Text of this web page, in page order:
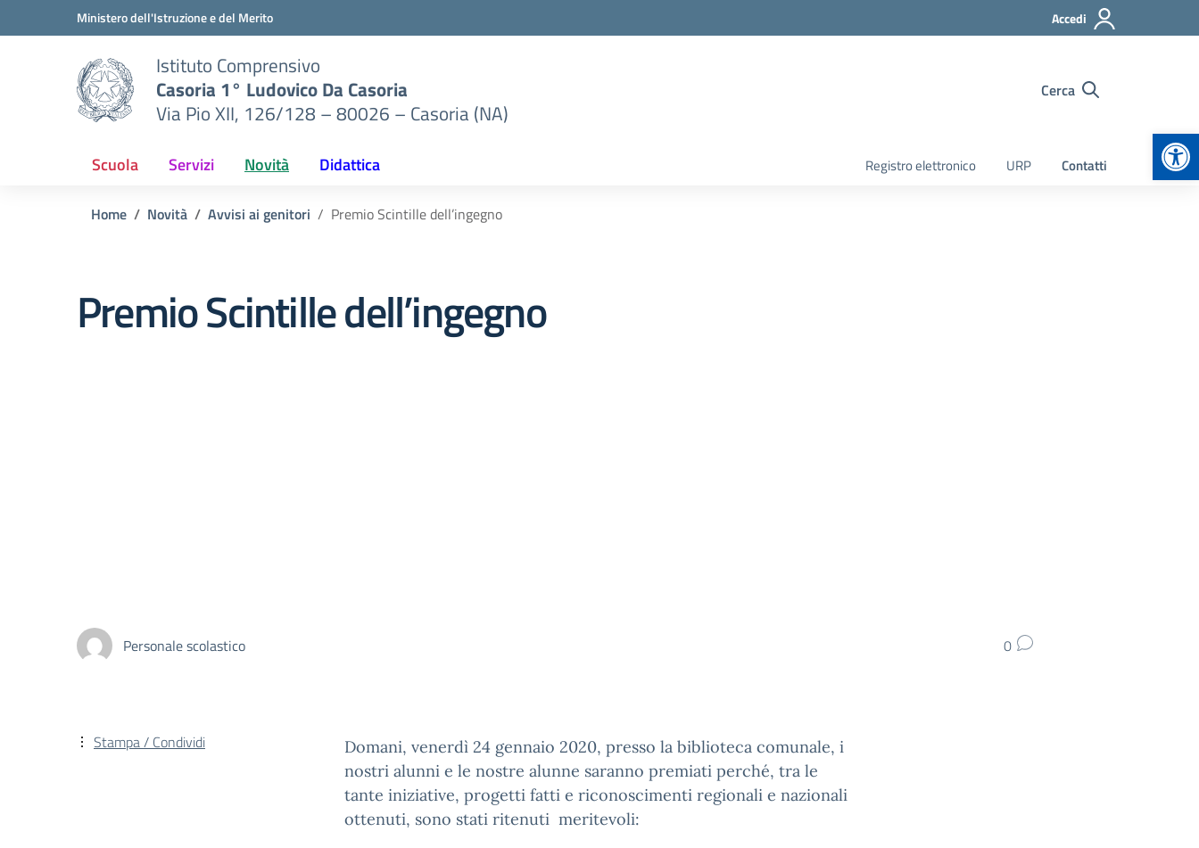
Vai ai contenuti
Vai al menu di navigazioneMinistero dell'Istruzione e del Merito Accedi
Istituto Comprensivo
Casoria 1° Ludovico Da Casoria
Via Pio XII, 126/128 – 80026 – Casoria (NA)
Cerca
Scuola Servizi Novità Didattica Registro elettronico URP Contatti
Home Novità Avvisi ai genitori Premio Scintille dell’ingegno
Premio Scintille dell’ingegno
Personale scolastico 0
Domani, venerdì 24 gennaio 2020, presso la biblioteca comunale, i
nostri alunni e le nostre alunne saranno premiati perché, tra le
tante iniziative, progetti fatti e riconoscimenti regionali e nazionali
ottenuti, sono stati ritenuti meritevoli:
Stampa / Condividi